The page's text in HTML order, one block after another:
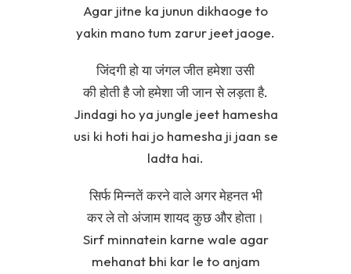
Agar jitne ka junun dikhaoge to
yakin mano tum zarur jeet jaoge.
जिंदगी हो या जंगल जीत हमेशा उसी
की होती है जो हमेशा जी जान से लड़ता है.
Jindagi ho ya jungle jeet hamesha
usi ki hoti hai jo hamesha ji jaan se
ladta hai.
सिर्फ मिन्नतें करने वाले अगर मेहनत भी
कर ले तो अंजाम शायद कुछ और होता।
Sirf minnatein karne wale agar
mehanat bhi kar le to anjam